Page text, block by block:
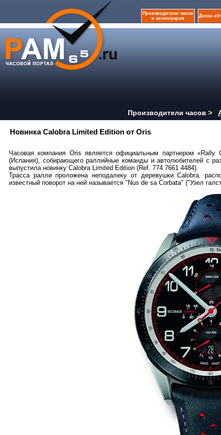
Производители часов
и аксессуаров
Доска
Производители часов >
Новинка Calobra Limited Edition от Oris
Часовая компания Oris является официальным партнером
(Испания), собирающего раллийные команды и автолюбителей с
выпустила новинку Calobra Limited Edition (Ref. 774 7661 4484).
Трасса ралли проложена неподалеку от деревушки Calobra,
известный поворот на ней называется "Nus de sa Corbata" ("Узел